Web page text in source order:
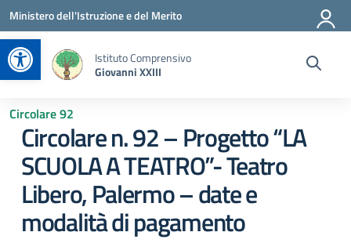
Apri la barra degli strumenti
Vai ai contenuti
Vai al menu di navigazione
Vai al footer
Ministero dell'Istruzione e del Merito
Istituto Comprensivo
Giovanni XXIII
Circolare 92
Circolare n. 92 – Progetto “LA
SCUOLA A TEATRO”- Teatro
Libero, Palermo – date e
modalità di pagamento